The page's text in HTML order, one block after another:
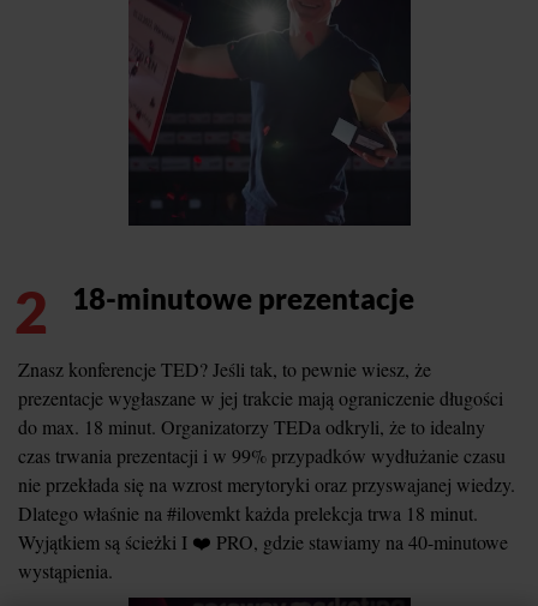
2 18-minutowe prezentacje
Znasz konferencje TED? Jeśli tak, to pewnie wiesz, że
prezentacje wygłaszane w jej trakcie mają ograniczenie długości
do max. 18 minut. Organizatorzy TEDa odkryli, że to idealny
czas trwania prezentacji i w 99% przypadków wydłużanie czasu
nie przekłada się na wzrost merytoryki oraz przyswajanej wiedzy.
Dlatego właśnie na #ilovemkt każda prelekcja trwa 18 minut.
Wyjątkiem są ścieżki I ❤️ PRO, gdzie stawiamy na 40-minutowe
wystąpienia.